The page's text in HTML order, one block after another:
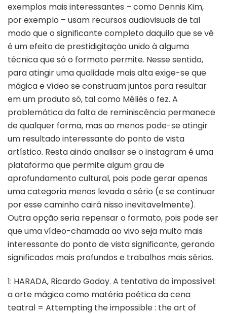
exemplos mais interessantes – como Dennis Kim,
por exemplo – usam recursos audiovisuais de tal
modo que o significante completo daquilo que se vê
é um efeito de prestidigitação unido à alguma
técnica que só o formato permite. Nesse sentido,
para atingir uma qualidade mais alta exige-se que
mágica e vídeo se construam juntos para resultar
em um produto só, tal como Méliès o fez. A
problemática da falta de reminiscência permanece
de qualquer forma, mas ao menos pode-se atingir
um resultado interessante do ponto de vista
artístico. Resta ainda analisar se o instagram é uma
plataforma que permite algum grau de
aprofundamento cultural, pois pode gerar apenas
uma categoria menos levada a sério (e se continuar
por esse caminho cairá nisso inevitavelmente).
Outra opção seria repensar o formato, pois pode ser
que uma vídeo-chamada ao vivo seja muito mais
interessante do ponto de vista significante, gerando
significados mais profundos e trabalhos mais sérios.
1: HARADA, Ricardo Godoy. A tentativa do impossível:
a arte mágica como matéria poética da cena
teatral = Attempting the impossible : the art of